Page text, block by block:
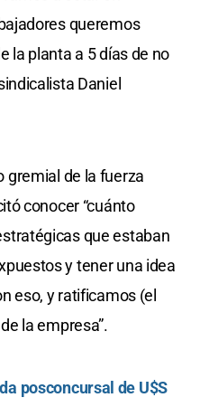
queremos
la planta a 5 días de no
Daniel
gremial de la fuerza
conocer “cuánto
que estaban
y tener una idea
eso, y ratificamos (el
la empresa”.
posconcursal de U$S